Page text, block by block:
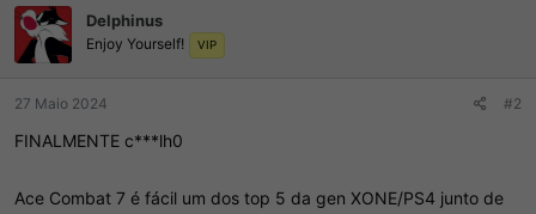
s
:
Delphinus
Enjoy Yourself! VIP
27 Maio 2024 #2
FINALMENTE c***lh0
Ace Combat 7 é fácil um dos top 5 da gen XONE/PS4 junto de